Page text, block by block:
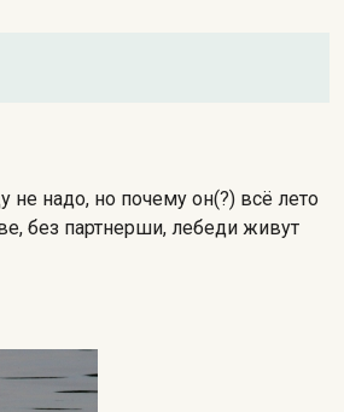
не надо, но почему он(?) всё лето
без партнерши, лебеди живут